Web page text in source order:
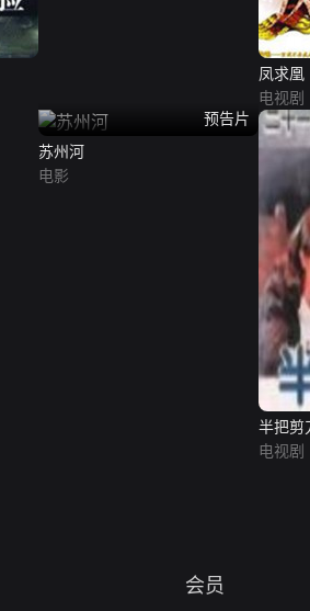
凤求凰
电视剧
预告片
苏州河
电影
半把剪
电视剧
会员